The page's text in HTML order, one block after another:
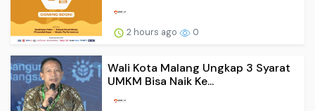
2 hours ago 0
Wali Kota Malang Ungkap 3 Syarat
UMKM Bisa Naik Ke...